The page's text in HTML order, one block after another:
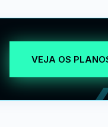
VEJA OS